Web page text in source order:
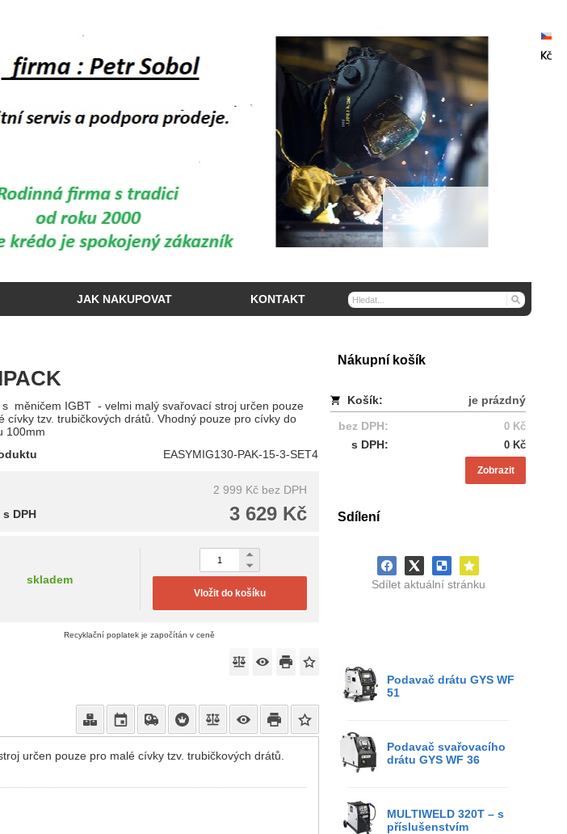
JAK NAKUPOVAT KONTAKT
Nákupní košík
Košík:
je prázdný
bez DPH:
0 Kč
s DPH: 0 Kč
Zobrazit
Sdílení
Sdílet aktuální stránku
Podavač drátu GYS WF
51
Podavač svařovacího
drátu GYS WF 36
MULTIWELD 320T – s
příslušenstvím
s měničem IGBT - velmi malý svařovací stroj určen pouze
cívky tzv. trubičkových drátů. Vhodný pouze pro cívky do
100mm
EASYMIG130-PAK-15-3-SET4
2 999 Kč bez DPH
3 629 Kč
s DPH
skladem
Vložit do košíku
Recyklační poplatek je započítán v ceně
určen pouze pro malé cívky tzv. trubičkových drátů.